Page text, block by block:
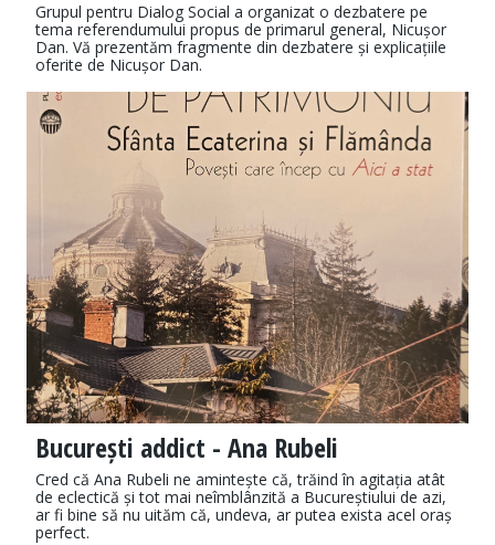
Grupul pentru Dialog Social a organizat o dezbatere pe
tema referendumului propus de primarul general, Nicușor
Dan. Vă prezentăm fragmente din dezbatere și explicațiile
oferite de Nicușor Dan.
București addict - Ana Rubeli
Cred că Ana Rubeli ne amintește că, trăind în agitația atât
de eclectică și tot mai neîmblânzită a Bucureștiului de azi,
ar fi bine să nu uităm că, undeva, ar putea exista acel oraș
perfect.